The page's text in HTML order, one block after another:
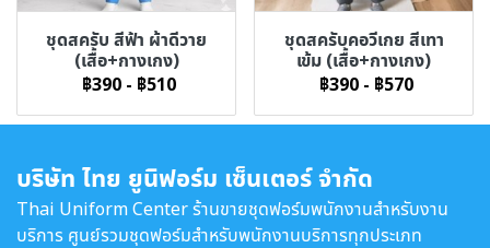
ชุดสครับ สีฟ้า ผ้าดีวาย
(เสื้อ+กางเกง)
฿390 - ฿510
ชุดสครับคอวีเกย สีเทา
เข้ม (เสื้อ+กางเกง)
฿390 - ฿570
บริษัท ไทย ยูนิฟอร์ม เซ็นเตอร์ จำกัด
Thai Uniform Center ร้านขายชุดฟอร์มพนักงานสำหรับงาน
บริการ ศูนย์รวมชุดฟอร์มสำหรับพนักงานบริการทุกประเภท